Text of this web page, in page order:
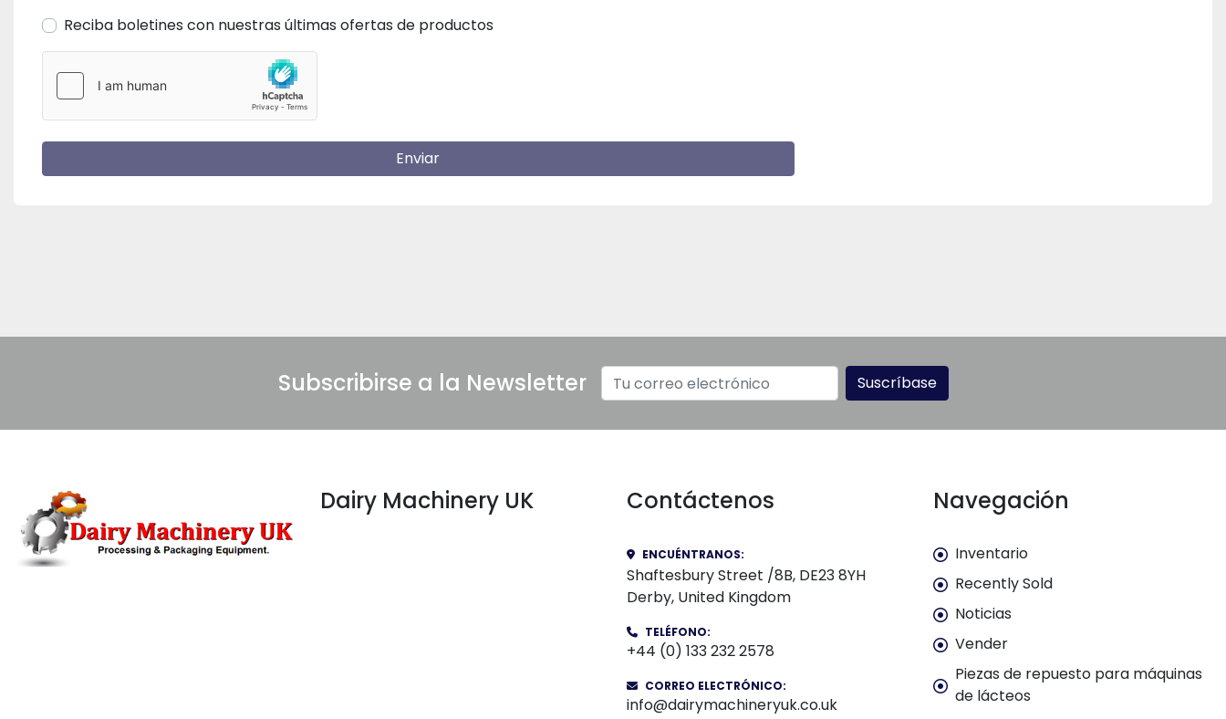
Reciba boletines con nuestras últimas ofertas de productos
Enviar
Subscribirse a la Newsletter Suscríbase
Dairy Machinery UK Contáctenos
ENCUÉNTRANOS:
Shaftesbury Street /8B, DE23 8YH
Derby, United Kingdom
TELÉFONO:
+44 (0) 133 232 2578
CORREO ELECTRÓNICO:
info@dairymachineryuk.co.uk
Navegación
Inventario
Recently Sold
Noticias
Vender
Piezas de repuesto para máquinas
de lácteos